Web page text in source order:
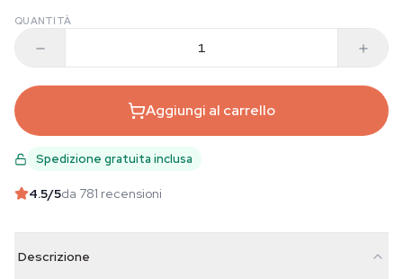
QUANTITÀ
Aggiungi al carrello
Spedizione gratuita inclusa
4.5/5da 781 recensioni
Descrizione